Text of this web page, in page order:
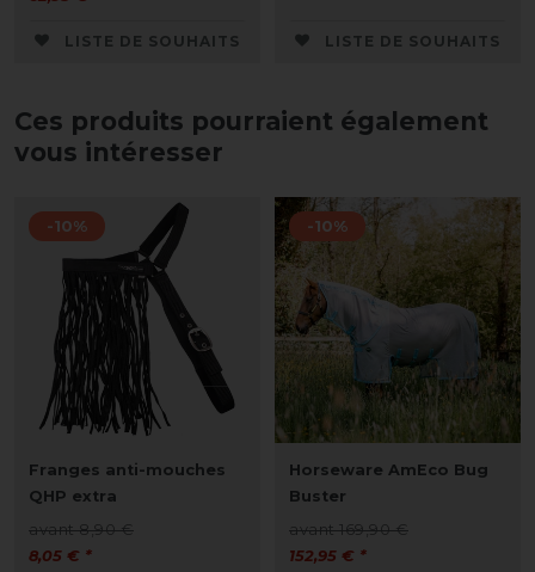
LISTE DE SOUHAITS LISTE DE SOUHAITS
Ces produits pourraient également
vous intéresser
-10%
Franges anti-mouches
QHP extra
avant 8,90 €
8,05 € *
-10%
Horseware AmEco Bug
Buster
avant 169,90 €
152,95 € *